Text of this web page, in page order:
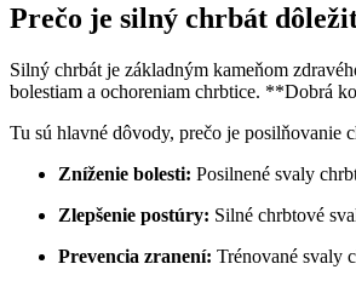
Prečo je silný chrbát
Silný chrbát je základným kameňom
bolestiam a ochoreniam chrbtice. **Dobrá
Tu sú hlavné dôvody, prečo je posilňovanie
Zníženie bolesti: Posilnené svaly
Zlepšenie postúry: Silné chrbtové
Prevencia zranení: Trénované svaly